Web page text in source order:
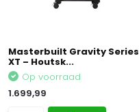
Masterbuilt Gravity Series
XT – Houtsk...
Op voorraad
1.699,99